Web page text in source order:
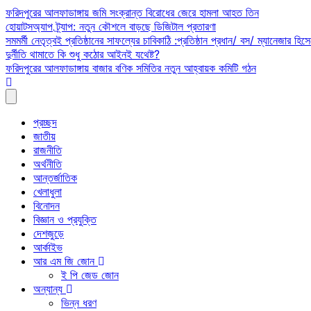
Skip
to
content
ফরিদপুরের আলফাডাঙ্গায় জমি সংক্রান্ত বিরোধের জেরে হামলা আহত তিন
হোয়াটসঅ্যাপ ট্র্যাপ: নতুন কৌশলে বাড়ছে ডিজিটাল প্রতারণা
সমমর্মী নেতৃত্বই প্রতিষ্ঠানের সাফল্যের চাবিকাঠি :প্রতিষ্ঠান প্রধান/ বস/ ম্যানেজার
দুর্নীতি থামাতে কি শুধু কঠোর আইনই যথেষ্ট?
ফরিদপুরের আলফাডাঙ্গায় বাজার বণিক সমিতির নতুন আহ্বায়ক কমিটি গঠন
প্রচ্ছদ
জাতীয়
রাজনীতি
অর্থনীতি
আন্তর্জাতিক
খেলাধুলা
বিনোদন
বিজ্ঞান ও প্রযুক্তি
দেশজুড়ে
আর্কাইভ
আর এম জি জোন
ই পি জেড জোন
অন্যান্য
ভিন্ন ধরণ